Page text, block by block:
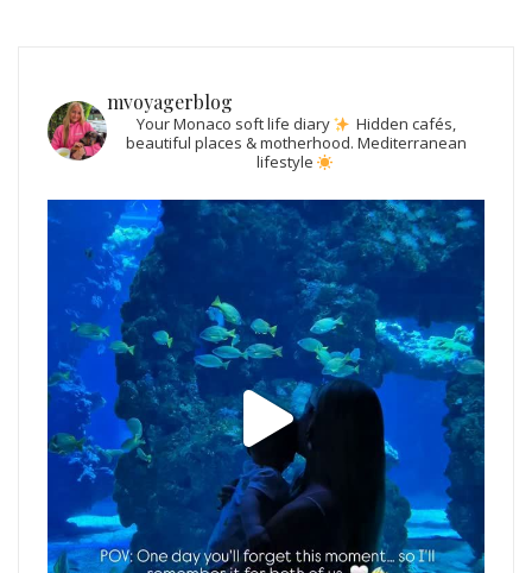
mvoyagerblog
Your Monaco soft life diary
Hidden cafés,
beautiful places & motherhood. Mediterranean
lifestyle